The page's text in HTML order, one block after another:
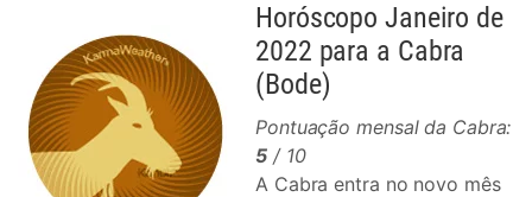
Horóscopo Janeiro de
2022 para a Cabra
(Bode)
Pontuação mensal da Cabra:
5/ 10
A Cabra entra no novo mês